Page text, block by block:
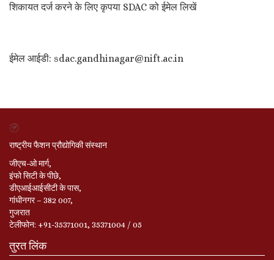
शिकायत दर्ज करने के लिए कृपया SDAC को ईमेल लिखें
ईमेल आईडी: sdac.gandhinagar@nift.ac.in
राष्ट्रीय फैशन प्रौद्योगिकी संस्थान
जीएच-ओ मार्ग,
इंफो सिटी के पीछे,
डीएआईआईसीटी के पास,
गांधीनगर – 382 007,
गुजरात
टेलीफोन: +91-35371001, 35371004 / 05
तुरत लिंक